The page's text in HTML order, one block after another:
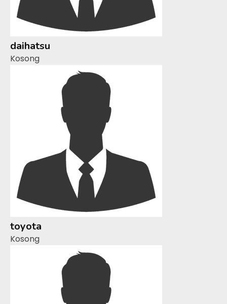
daihatsu
Kosong
toyota
Kosong